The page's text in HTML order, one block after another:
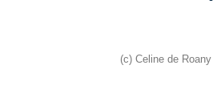
(c) Celine de